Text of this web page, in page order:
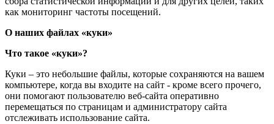
как мониторинг частоты посещений.
О наших файлах «куки»
Что такое «куки»?
Куки – это небольшие файлы, которые сохраняются на вашем
компьютере, когда вы входите на сайт - кроме всего прочего,
они помогают пользователю веб-сайта оперативно
перемещаться по страницам и администратору сайта
отслеживать использование сайта.